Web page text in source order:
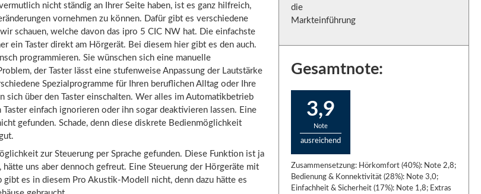
nicht ständig an Ihrer Seite haben, ist es ganz hilfreich,
vornehmen zu können. Dafür gibt es verschiedene
schauen, welche davon das ipro 5 CIC NW hat. Die einfachste
ein Taster direkt am Hörgerät. Bei diesem hier gibt es den auch.
programmieren. Sie wünschen sich eine manuelle
der Taster lässt eine stufenweise Anpassung der Lautstärke
Spezialprogramme für Ihren beruflichen Alltag oder Ihre
sich über den Taster einschalten. Wer alles im Automatikbetrieb
Taster einfach ignorieren oder ihn sogar deaktivieren lassen. Eine
gefunden. Schade, denn diese diskrete Bedienmöglichkeit
zur Steuerung per Sprache gefunden. Diese Funktion ist ja
uns aber dennoch gefreut. Eine Steuerung der Hörgeräte mit
gibt es in diesem Pro Akustik-Modell nicht, denn dazu hätte es
Gesamtnote:
3,9
Note
ausreichend
Zusammensetzung: Hörkomfort (40%): Note 2,8;
Bedienung & Konnektivität (28%): Note 3,0;
Einfachheit & Sicherheit (17%): Note 1,8; Extras